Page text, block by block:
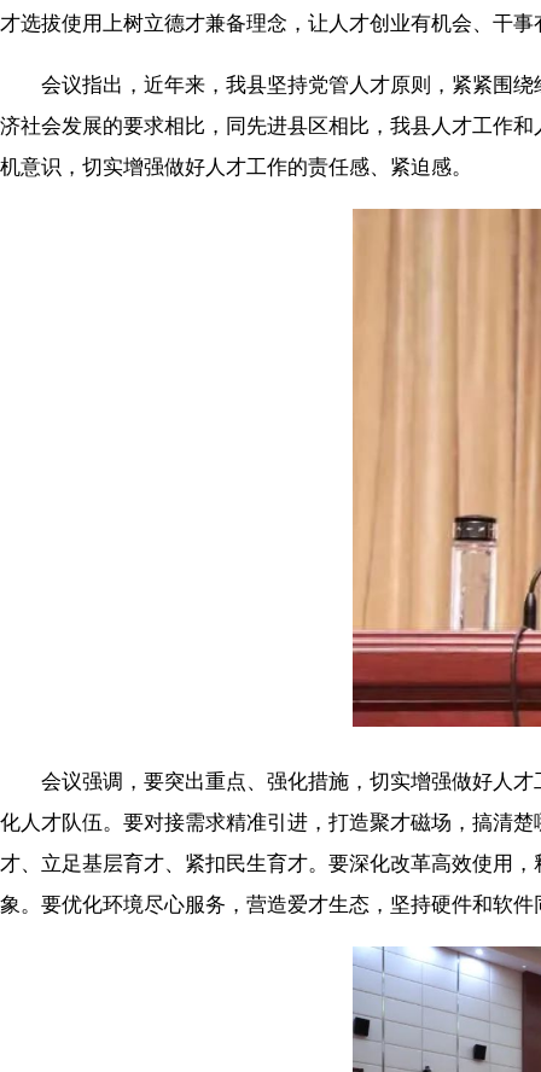
才选拔使用上树立德才兼备理念，让人才创业有机会、干
会议指出，近年来，我县坚持党管人才原则，紧紧围绕
济社会发展的要求相比，同先进县区相比，我县人才工作
机意识，切实增强做好人才工作的责任感、紧迫感。
会议强调，要突出重点、强化措施，切实增强做好人才
化人才队伍。要对接需求精准引进，打造聚才磁场，搞清
才、立足基层育才、紧扣民生育才。要深化改革高效使用
象。要优化环境尽心服务，营造爱才生态，坚持硬件和软